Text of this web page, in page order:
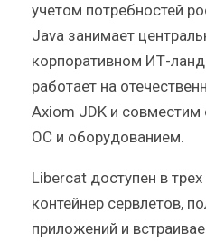
учетом потребностей
Java занимает
корпоративном ИТ-
работает на
Axiom JDK и
ОС и оборудованием.
Libercat доступен в трех
контейнер сервлетов,
приложений и